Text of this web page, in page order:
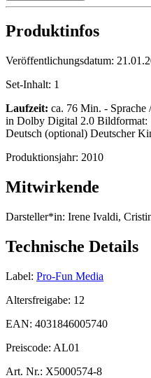
Produktinfos
Veröffentlichungsdatum:
Set-Inhalt: 1
Laufzeit: ca. 76 Min. - Sprache
in Dolby Digital 2.0 Bildformat:
Deutsch (optional) Deutscher
Produktionsjahr: 2010
Mitwirkende
Darsteller*in: Irene Ivaldi,
Technische Details
Label: Pro-Fun Media
Altersfreigabe: 12
EAN: 4031846005740
Preiscode: AL01
Art. Nr.: X5000574-8